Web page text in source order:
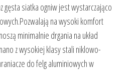
gęsta siatka ogniw jest wystarczająco
na wysoki komfort
minimalnie drgania na układ
z wysokiej klasy stali niklowo-
do felg aluminiowych w